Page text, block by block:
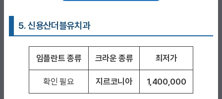
5. 신용산더블유치과
임플란트 종류 크라운 종류 최저가
확인 필요 지르코니아 1,400,000